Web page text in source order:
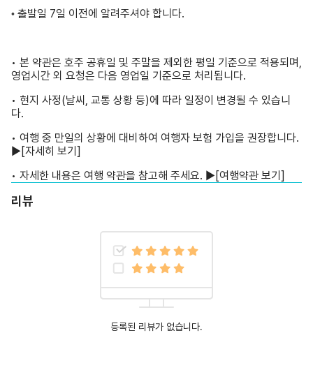
• 출발일 7일 이전에 알려주셔야 합니다.
• 본 약관은 호주 공휴일 및 주말을 제외한 평일 기준으로 적용되며,
영업시간 외 요청은 다음 영업일 기준으로 처리됩니다.
• 현지 사정(날씨, 교통 상황 등)에 따라 일정이 변경될 수 있습니
다.
• 여행 중 만일의 상황에 대비하여 여행자 보험 가입을 권장합니다.
▶ [자세히 보기]
• 자세한 내용은 여행 약관을 참고해 주세요. ▶ [여행약관 보기]
리뷰
등록된 리뷰가 없습니다.